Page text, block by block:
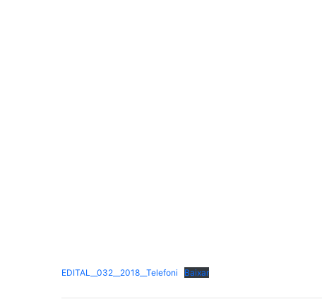
EDITAL__032__2018__Telefoni Baixar